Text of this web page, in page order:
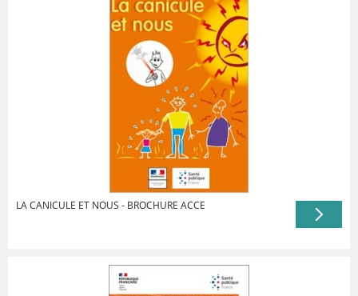
LA CANICULE ET NOUS - BROCHURE ACCE